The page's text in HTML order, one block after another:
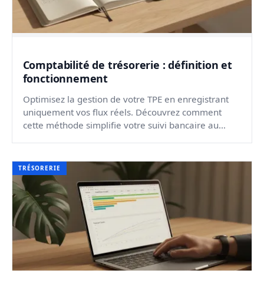
Comptabilité de trésorerie : définition et
fonctionnement
Optimisez la gestion de votre TPE en enregistrant
uniquement vos flux réels. Découvrez comment
cette méthode simplifie votre suivi bancaire au
TRÉSORERIE